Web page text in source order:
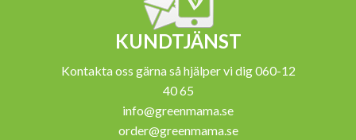
KUNDTJÄNST
Kontakta oss gärna så hjälper vi dig 060-12
40 65
info@greenmama.se
order@greenmama.se